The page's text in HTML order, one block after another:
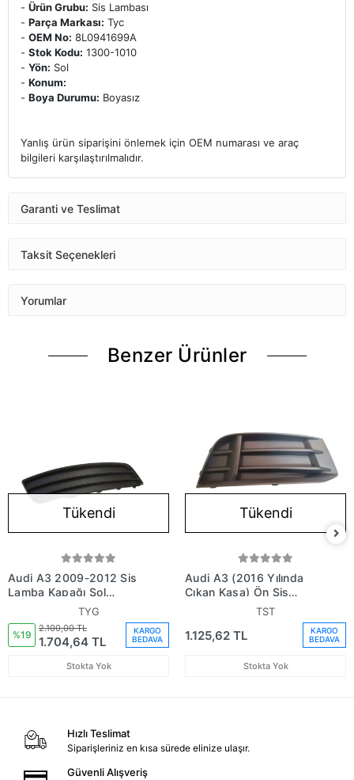
- Ürün Grubu: Sis Lambası
- Parça Markası: Tyc
- OEM No: 8L0941699A
- Stok Kodu: 1300-1010
- Yön: Sol
- Konum:
- Boya Durumu: Boyasız
Yanlış ürün siparişini önlemek için OEM numarası ve araç
bilgileri karşılaştırılmalıdır.
Garanti ve Teslimat
Taksit Seçenekleri
Yorumlar
Benzer Ürünler
Tükendi
Audi A3 2009-2012 Sis
Lamba Kapağı Sol
Deliksiz (Tyg) (Adet)
(Oem
No:8P0807681E9B9)
TYG
%19
2.100,00 TL
1.704,64 TL
KARGO
BEDAVA
Stokta Yok
Tükendi
Audi A3 (2016 Yılında
Çıkan Kasa) Ön Sis
Lamba Kapağı Sedan
8V5807682M9B9)
TST
1.125,62 TL
KARGO
BEDAVA
Stokta Yok
Hızlı Teslimat
Siparişleriniz en kısa sürede elinize ulaşır.
Güvenli Alışveriş